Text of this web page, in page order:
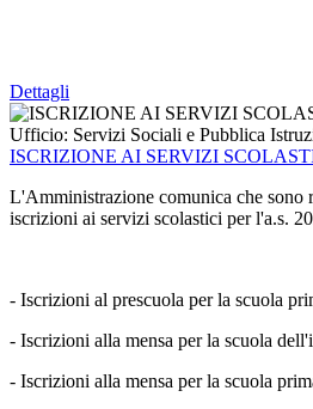
Dettagli
Ufficio: Servizi Sociali e Pubblica
ISCRIZIONE AI SERVIZI
L'Amministrazione comunica che sono
iscrizioni ai servizi scolastici per l'a.s.
- Iscrizioni al prescuola per la scuola
- Iscrizioni alla mensa per la scuola
- Iscrizioni alla mensa per la scuola